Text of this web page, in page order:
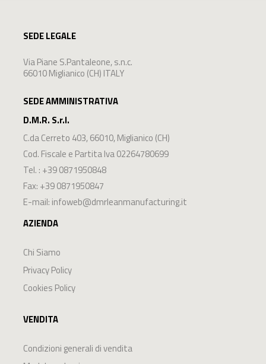
SEDE LEGALE
Via Piane S.Pantaleone, s.n.c.
66010 Miglianico (CH) ITALY
SEDE AMMINISTRATIVA
D.M.R. S.r.l.
C.da Cerreto 403,66010,Miglianico (CH)
Cod. Fiscale e Partita Iva 02264780699
Tel. : +39 0871950848
Fax: +39 0871950847
E-mail: infoweb@dmrleanmanufacturing.it
AZIENDA
Chi Siamo
Privacy Policy
Cookies Policy
VENDITA
Condizioni generali di vendita